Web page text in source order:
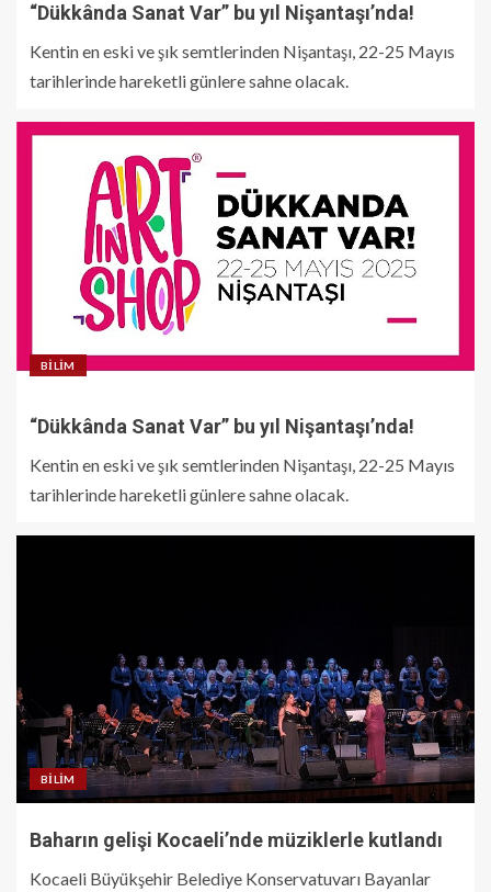
“Dükkânda Sanat Var” bu yıl Nişantaşı’nda!
Kentin en eski ve şık semtlerinden Nişantaşı, 22-25 Mayıs
tarihlerinde hareketli günlere sahne olacak.
BILIM
“Dükkânda Sanat Var” bu yıl Nişantaşı’nda!
Kentin en eski ve şık semtlerinden Nişantaşı, 22-25 Mayıs
tarihlerinde hareketli günlere sahne olacak.
BILIM
Baharın gelişi Kocaeli’nde müziklerle kutlandı
Kocaeli Büyükşehir Belediye Konservatuvarı Bayanlar